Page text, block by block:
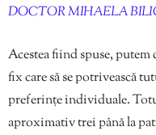
DOCTOR MIHAELA
Acestea fiind spuse,
fix care să se potrivească
preferințe individuale.
aproximativ trei până la